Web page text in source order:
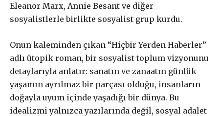
£200 / yıllık ABONE OL
Eleanor Marx, Annie Besant ve diğer
sosyalistlerle birlikte sosyalist grup kurdu.
Onun kaleminden çıkan “Hiçbir Yerden Haberler”
adlı ütopik roman, bir sosyalist toplum vizyonunu
detaylarıyla anlatır: sanatın ve zanaatın günlük
yaşamın ayrılmaz bir parçası olduğu, insanların
doğayla uyum içinde yaşadığı bir dünya. Bu
idealizmi yalnızca yazılarında değil, sosyal adalet